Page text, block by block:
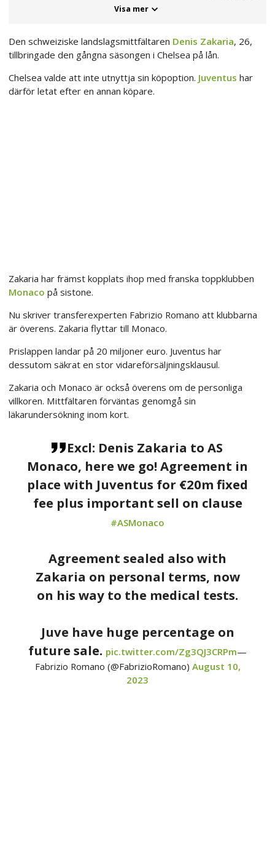
Visa mer
Den schweiziske landslagsmittfältaren Denis Zakaria, 26,
tillbringade den gångna säsongen i Chelsea på lån.
Chelsea valde att inte utnyttja sin köpoption. Juventus har
därför letat efter en annan köpare.
Zakaria har främst kopplats ihop med franska toppklubben
Monaco på sistone.
Nu skriver transferexperten Fabrizio Romano att klubbarna
är överens. Zakaria flyttar till Monaco.
Prislappen landar på 20 miljoner euro. Juventus har
dessutom säkrat en stor vidareförsäljningsklausul.
Zakaria och Monaco är också överens om de personliga
villkoren. Mittfältaren förväntas genomgå sin
läkarundersökning inom kort.
Excl: Denis Zakaria to AS
Monaco, here we go! Agreement in
place with Juventus for €20m fixed
fee plus important sell on clause
#ASMonaco
Agreement sealed also with
Zakaria on personal terms, now
on his way to the medical tests.
Juve have huge percentage on
future sale. pic.twitter.com/Zg3QJ3CRPm—
Fabrizio Romano (@FabrizioRomano) August 10,
2023